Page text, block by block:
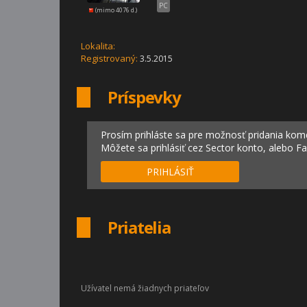
(mimo 4076 d.) PC
Lokalita:
Registrovaný: 3.5.2015
Príspevky
Prosím prihláste sa pre možnosť pridania
Môžete sa prihlásiť cez Sector konto, alebo
PRIHLÁSIŤ
Priatelia
Užívatel nemá žiadnych priateľov